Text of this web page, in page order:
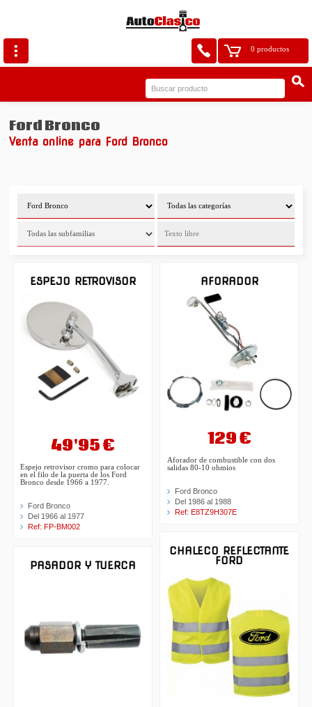
0 productos
Ford Bronco
Venta online para Ford Bronco
ESPEJO RETROVISOR
49'95 €
Espejo retrovisor cromo para colocar
en el filo de la puerta de los Ford
Bronco desde 1966 a 1977.
Ford Bronco
Del 1966 al 1977
Ref: FP-BM002
PASADOR Y TUERCA
AFORADOR
129 €
Aforador de combustible con dos
salidas 80-10 ohmios
Ford Bronco
Del 1986 al 1988
Ref: E8TZ9H307E
CHALECO REFLECTANTE
FORD